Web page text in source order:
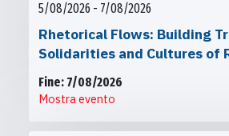
5/08/2026 - 7/08/2026
Rhetorical Flows: Building
Solidarities and Cultures of
Fine: 7/08/2026
Mostra evento